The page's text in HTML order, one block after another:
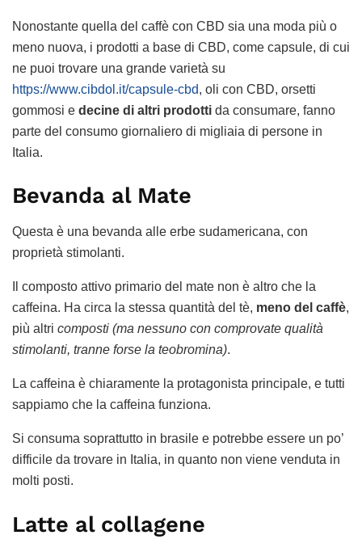
Nonostante quella del caffè con CBD sia una moda più o
meno nuova, i prodotti a base di CBD, come capsule, di cui
ne puoi trovare una grande varietà su
https://www.cibdol.it/capsule-cbd, oli con CBD, orsetti
gommosi e decine di altri prodotti da consumare, fanno
parte del consumo giornaliero di migliaia di persone in
Italia.
Bevanda al Mate
Questa è una bevanda alle erbe sudamericana, con
proprietà stimolanti.
Il composto attivo primario del mate non è altro che la
caffeina. Ha circa la stessa quantità del tè, meno del caffè,
più altri composti (ma nessuno con comprovate qualità
stimolanti, tranne forse la teobromina).
La caffeina è chiaramente la protagonista principale, e tutti
sappiamo che la caffeina funziona.
Si consuma soprattutto in brasile e potrebbe essere un po’
difficile da trovare in Italia, in quanto non viene venduta in
molti posti.
Latte al collagene